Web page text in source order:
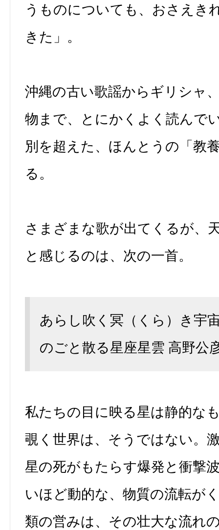
うものについても、おさえき
きた」。
沖縄の古い歌謡からギリシャ
物まで、とにかくよく読んで
別を超えた、ほんとうの「教
る。
さまざまな歌が出てくるが、
と感じるのは、次の一首。
あらし吹く冥（くら）き宇
のごと散る星座星雲 高野公
私たちの目に映る星は静的な
覗く世界は、そうではない。
星の死がもたらす爆発と衝撃
いほど動的な、物質の流転が
類の営みは、その壮大な流れ